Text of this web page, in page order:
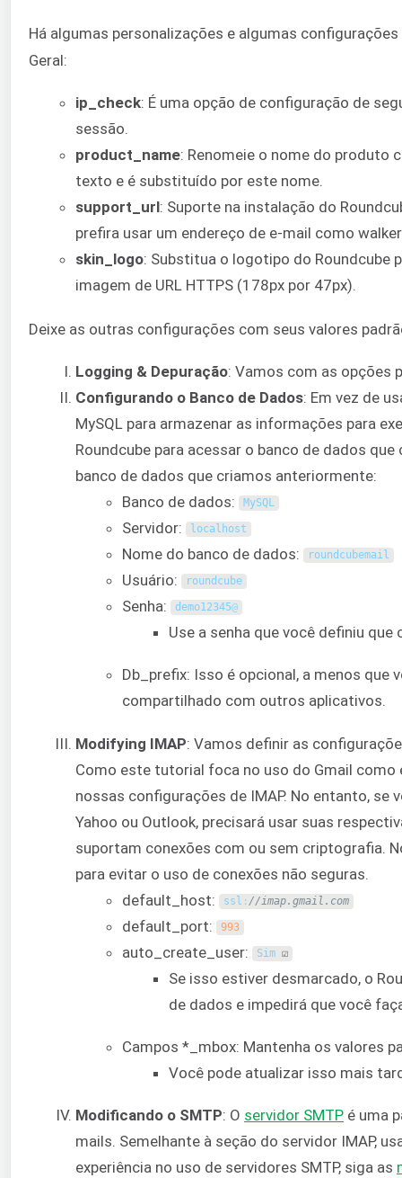
Há algumas personalizações e algumas
Geral:
ip_check: É uma opção de configuração de
sessão.
product_name: Renomeie o nome do produto
texto e é substituído por este nome.
support_url: Suporte na instalação do
prefira usar um endereço de e-mail como
skin_logo: Substitua o logotipo do Roundcube
imagem de URL HTTPS (178px por 47px).
Deixe as outras configurações com seus valores
Logging & Depuração: Vamos com as opções
Configurando o Banco de Dados: Em vez de
MySQL para armazenar as informações para
Roundcube para acessar o banco de dados
banco de dados que criamos anteriormente:
Banco de dados:
MySQL
Servidor: localhost
Nome do banco de dados: roundcubemail
Usuário: roundcube
Senha: demo12345@
Use a senha que você definiu
Db_prefix: Isso é opcional, a menos que
compartilhado com outros aplicativos.
Modifying IMAP: Vamos definir as
Como este tutorial foca no uso do Gmail
nossas configurações de IMAP. No entanto,
Yahoo ou Outlook, precisará usar suas
suportam conexões com ou sem criptografia.
para evitar o uso de conexões não seguras.
default_host:
ssl : //imap.gmail.com
default_port: 993
auto_create_user: Sim ☑
Se isso estiver desmarcado, o
de dados e impedirá que você
Campos *_mbox: Mantenha os valores
Você pode atualizar isso mais
Modificando o SMTP: O servidor SMTP é uma
mails. Semelhante à seção do servidor IMAP,
experiência no uso de servidores SMTP, siga as